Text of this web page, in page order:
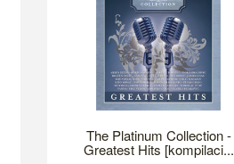
The Platinum Collection -
Greatest Hits [kompilaci...